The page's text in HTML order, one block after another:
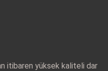
itibaren yüksek kaliteli dar